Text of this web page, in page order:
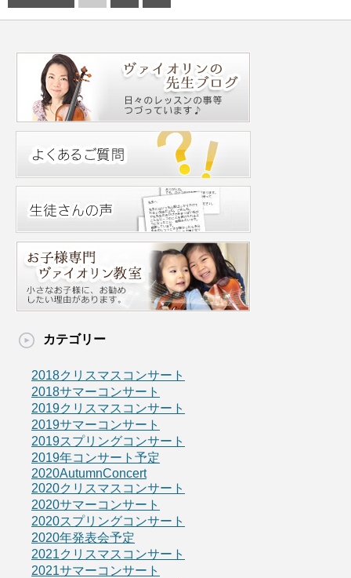
カテゴリー
2018クリスマスコンサート
2018サマーコンサート
2019クリスマスコンサート
2019サマーコンサート
2019スプリングコンサート
2019年コンサート予定
2020AutumnConcert
2020クリスマスコンサート
2020サマーコンサート
2020スプリングコンサート
2020年発表会予定
2021クリスマスコンサート
2021サマーコンサート